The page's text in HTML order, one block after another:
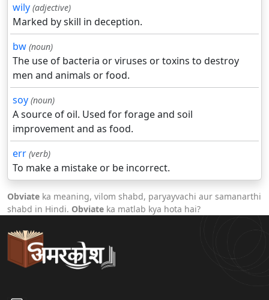
wily (adjective)
Marked by skill in deception.
bw (noun)
The use of bacteria or viruses or toxins to destroy
men and animals or food.
soy (noun)
A source of oil. Used for forage and soil
improvement and as food.
err (verb)
To make a mistake or be incorrect.
Obviate ka meaning, vilom shabd, paryayvachi aur samanarthi
shabd in Hindi. Obviate ka matlab kya hota hai?